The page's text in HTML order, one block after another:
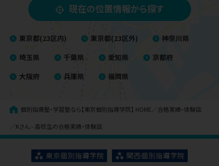
現在の位置情報から探す
東京都(23区内) 東京都(23区外)
神奈川県
埼玉県
千葉県 愛知県
京都府
大阪府
兵庫県 福岡県
個別指導塾・学習塾なら【東京個別指導学院】 HOME 合格実績・体験談
Kさん - 高校生の合格実績・体験談